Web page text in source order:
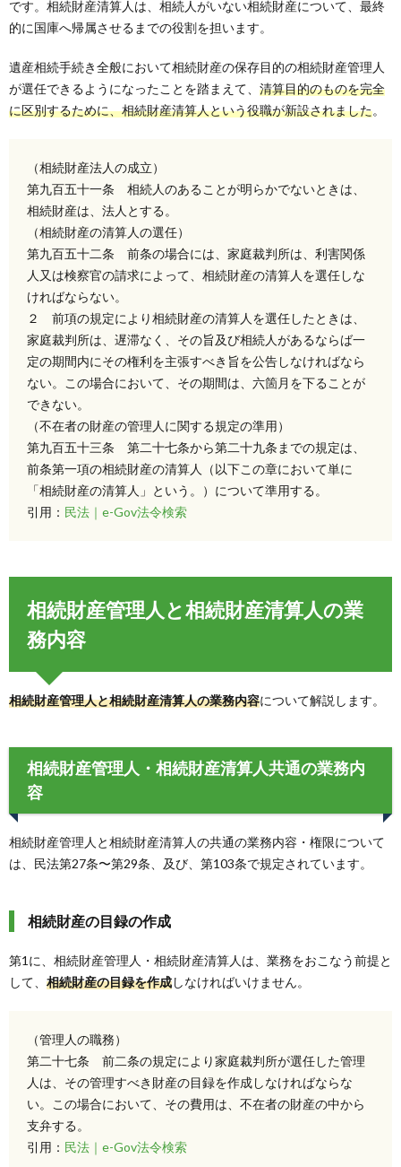
です。相続財産清算人は、相続人がいない相続財産について、最終
的に国庫へ帰属させるまでの役割を担います。
遺産相続手続き全般において相続財産の保存目的の相続財産管理人
が選任できるようになったことを踏まえて、 清算目的のものを完全
に区別するために、相続財産清算人という役職が新設されました。
（相続財産法人の成立）
第九百五十一条 相続人のあることが明らかでないときは、
相続財産は、法人とする。
（相続財産の清算人の選任）
第九百五十二条 前条の場合には、家庭裁判所は、利害関係
人又は検察官の請求によって、相続財産の清算人を選任しな
ければならない。
２ 前項の規定により相続財産の清算人を選任したときは、
家庭裁判所は、遅滞なく、その旨及び相続人があるならば一
定の期間内にその権利を主張すべき旨を公告しなければなら
ない。この場合において、その期間は、六箇月を下ることが
できない。
（不在者の財産の管理人に関する規定の準用）
第九百五十三条 第二十七条から第二十九条までの規定は、
前条第一項の相続財産の清算人（以下この章において単に
「相続財産の清算人」という。）について準用する。
引用： 民法｜e-Gov法令検索
相続財産管理人と相続財産清算人の業
務内容
相続財産管理人と相続財産清算人の業務内容について解説します。
相続財産管理人・相続財産清算人共通の業務内
容
相続財産管理人と相続財産清算人の共通の業務内容・権限について
は、民法第27条〜第29条、及び、第103条で規定されています。
相続財産の目録の作成
第1に、相続財産管理人・相続財産清算人は、業務をおこなう前提と
して、 相続財産の目録を作成しなければいけません。
（管理人の職務）
第二十七条 前二条の規定により家庭裁判所が選任した管理
人は、その管理すべき財産の目録を作成しなければならな
い。この場合において、その費用は、不在者の財産の中から
支弁する。
引用： 民法｜e-Gov法令検索